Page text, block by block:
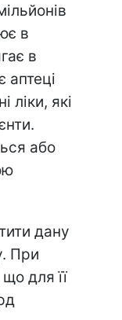
в
в
ліки, які
або
дану
При
для її